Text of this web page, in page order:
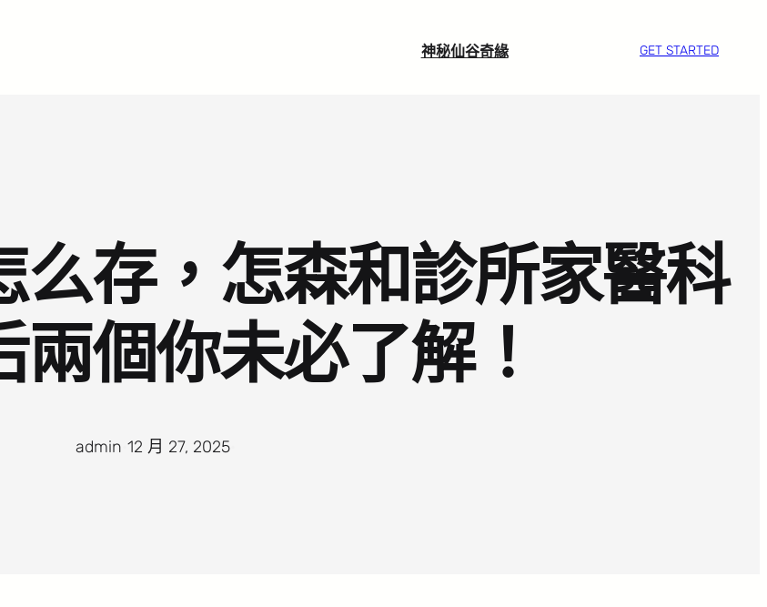
神秘仙谷奇緣 GET STARTED
么存，怎森和診所家醫科
個你未必了解！
admin 12 月 27, 2025